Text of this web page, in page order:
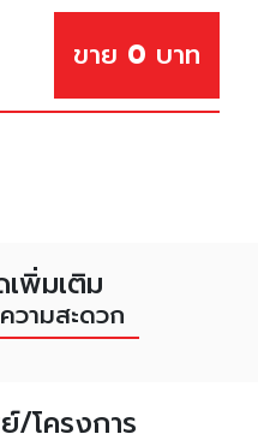
ขาย 0 บาท
เพิ่มเติม
วามสะดวก
/โครงการ